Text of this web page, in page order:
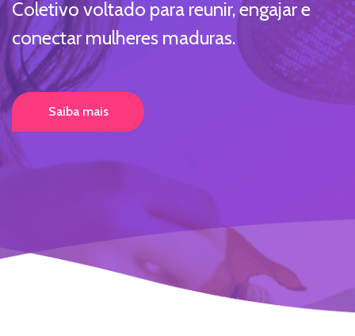
Coletivo voltado para reunir, engajar e
conectar mulheres maduras.